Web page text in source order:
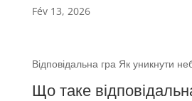
Fév 13, 2026
Відповідальна гра Як уникнути
Що таке